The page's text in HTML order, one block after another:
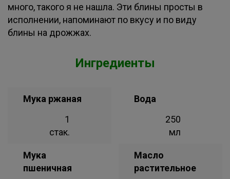
много, такого я не нашла. Эти блины просты в
исполнении, напоминают по вкусу и по виду
блины на дрожжах.
Ингредиенты
Мука ржаная
1
стак.
Мука
пшеничная
Вода
250
мл
Масло
растительное